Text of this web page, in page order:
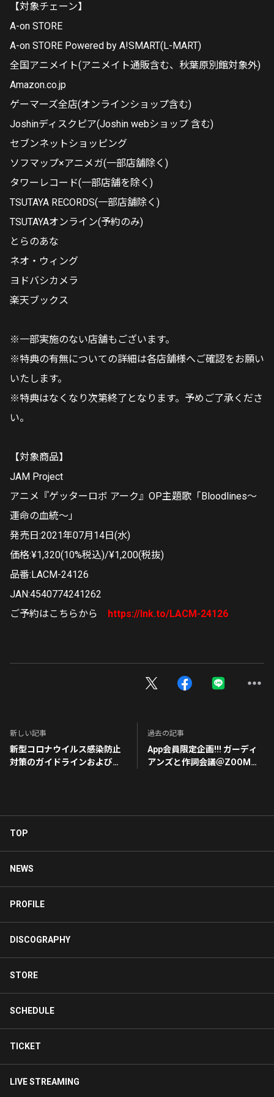
【対象チェーン】
A-on STORE
A-on STORE Powered by A!SMART(L-MART)
全国アニメイト(アニメイト通販含む、秋葉原別館対象外)
Amazon.co.jp
ゲーマーズ全店(オンラインショップ含む)
Joshinディスクピア(Joshin webショップ 含む)
セブンネットショッピング
ソフマップ×アニメガ(一部店舗除く)
タワーレコード(一部店舗を除く)
TSUTAYA RECORDS(一部店舗除く)
TSUTAYAオンライン(予約のみ)
とらのあな
ネオ・ウィング
ヨドバシカメラ
楽天ブックス
※一部実施のない店舗もございます。
※特典の有無についての詳細は各店舗様へご確認をお願い
いたします。
※特典はなくなり次第終了となります。予めご了承くださ
い。
【対象商品】
JAM Project
アニメ『ゲッターロボ アーク』OP主題歌「Bloodlines〜
運命の血統〜」
発売日:2021年07月14日(水)
価格:¥1,320(10%税込)/¥1,200(税抜)
品番:LACM-24126
JAN:4540774241262
ご予約はこちらから https://lnk.to/LACM-24126
新しい記事
新型コロナウイルス感染防止
対策のガイドラインおよびご
過去の記事
App会員限定企画!!! ガーディ
アンズと作詞会議＠ZOOM大
TOP
NEWS
PROFILE
DISCOGRAPHY
STORE
SCHEDULE
TICKET
LIVE STREAMING